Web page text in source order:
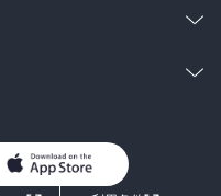
男子向けラノベ
お問い合わせ